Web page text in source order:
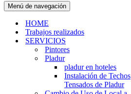
Menú de navegación
HOME
Trabajos realizados
SERVICIOS
Pintores
Pladur
pladur en hoteles
Instalación de Techos
Tensados de Pladur